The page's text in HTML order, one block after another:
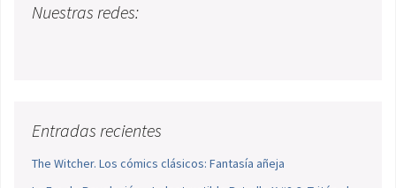
Nuestras redes:
Entradas recientes
The Witcher. Los cómics clásicos: Fantasía añeja